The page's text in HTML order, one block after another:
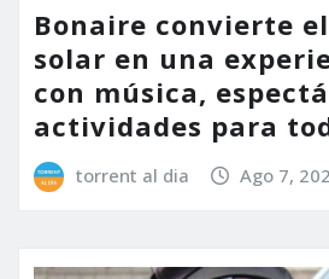
Bonaire convierte
solar en una
con música,
actividades para
torrent al dia Ago 7,